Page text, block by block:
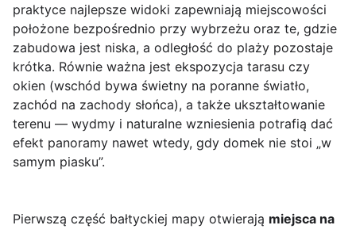
praktyce najlepsze widoki zapewniają miejscowości
położone bezpośrednio przy wybrzeżu oraz te, gdzie
zabudowa jest niska, a odległość do plaży pozostaje
krótka. Równie ważna jest ekspozycja tarasu czy
okien (wschód bywa świetny na poranne światło,
zachód na zachody słońca), a także ukształtowanie
terenu — wydmy i naturalne wzniesienia potrafią dać
efekt panoramy nawet wtedy, gdy domek nie stoi „w
samym piasku”.
Pierwszą część bałtyckiej mapy otwierają miejsca na